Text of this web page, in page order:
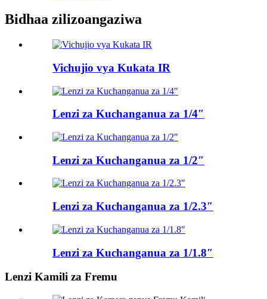
Bidhaa zilizoangaziwa
Vichujio vya Kukata IR
Lenzi za Kuchanganua za 1/4″
Lenzi za Kuchanganua za 1/2″
Lenzi za Kuchanganua za 1/2.3″
Lenzi za Kuchanganua za 1/1.8″
Lenzi Kamili za Fremu